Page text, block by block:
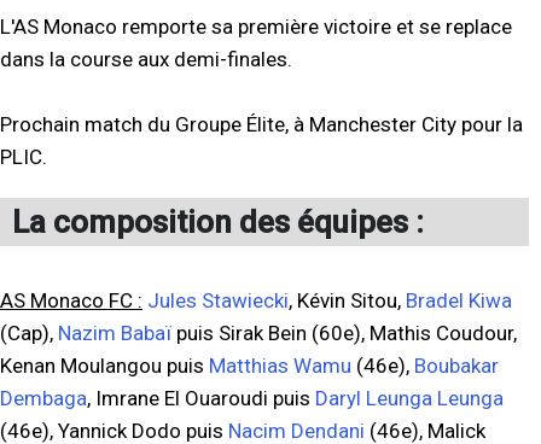
L'AS Monaco remporte sa première victoire et se replace
dans la course aux demi-finales.
Prochain match du Groupe Élite, à Manchester City pour la
PLIC.
La composition des équipes :
AS Monaco FC : Jules Stawiecki, Kévin Sitou, Bradel Kiwa
(Cap), Nazim Babaï puis Sirak Bein (60e), Mathis Coudour,
Kenan Moulangou puis Matthias Wamu (46e), Boubakar
Dembaga, Imrane El Ouaroudi puis Daryl Leunga Leunga
(46e), Yannick Dodo puis Nacim Dendani (46e), Malick